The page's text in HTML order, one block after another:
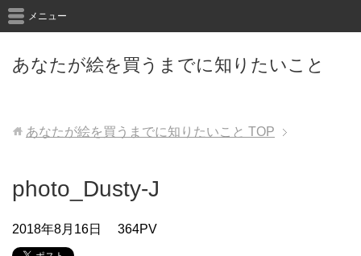
あなたが絵を買うまでに知りたいこと
メニュー
あなたが絵を買うまでに知りたいこと TOP
photo_Dusty-J
2018年8月16日 364PV